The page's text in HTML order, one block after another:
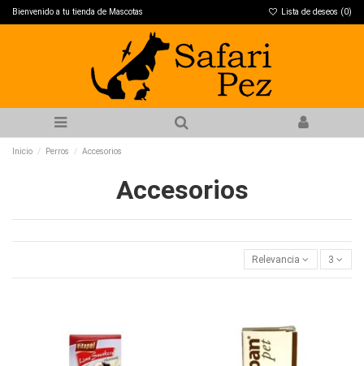
Bienvenido a tu tienda de Mascotas Lista de deseos (0)
Inicio Perros Accesorios
Accesorios
Relevancia 3